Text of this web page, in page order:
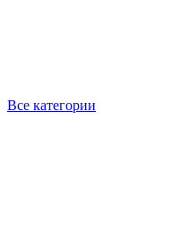
Все категории